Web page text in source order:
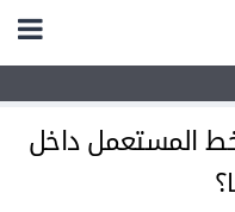
المستعمل داخل